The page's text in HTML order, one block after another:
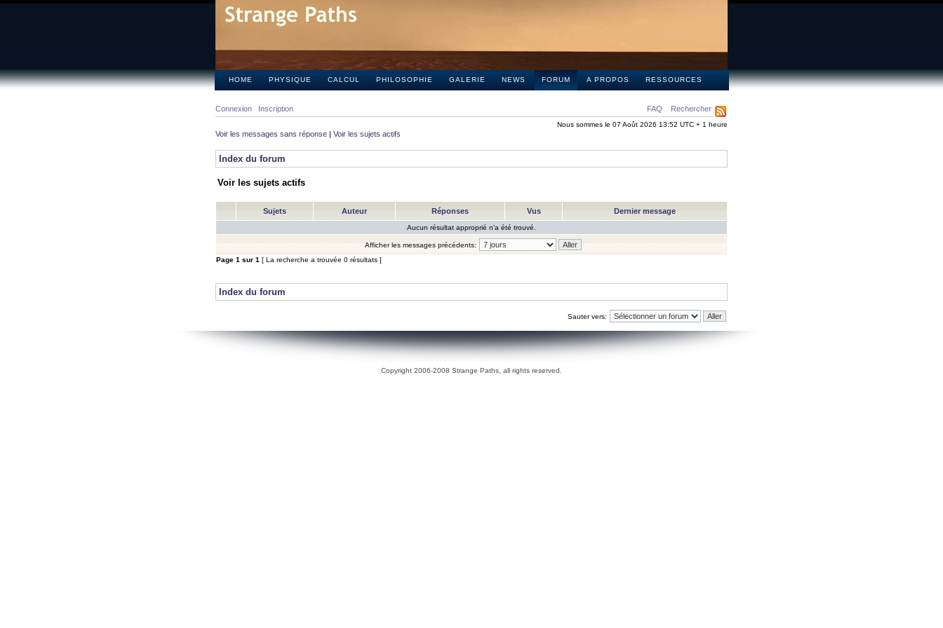
HOME PHYSIQUE CALCUL PHILOSOPHIE GALERIE NEWS FORUM A PROPOS RESSOURCES
FAQ Rechercher
Connexion Inscription
Nous sommes le 07 Août 2026 13:52 UTC + 1 heure
Voir les messages sans réponse | Voir les sujets actifs
Index du forum
Voir les sujets actifs
Sujets Auteur Réponses Vus Dernier message
Aucun résultat approprié n’a été trouvé.
Afficher les messages précédents:
Page 1 sur 1 [ La recherche a trouvée 0 résultats ]
Index du forum
Sauter vers:
Copyright 2006-2008 Strange Paths, all rights reserved.